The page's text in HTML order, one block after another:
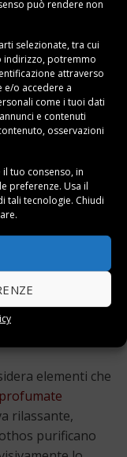
può rendere non
selezionate, tra cui
indirizzo, potremmo
attraverso
e/o accedere a
come i tuoi dati
e contenuti
osservazioni
tuo consenso, in
preferenze. Usa il
tali tecnologie. Chiudi
un’attenzione
naturale
artificiale mirata
braccio
temperatura di
la luce
approfondire
tecnici
domestica
la tazza di tè e
serate fresche,
La
non c’è
tutta la
elementi che
rilassante,
purificano